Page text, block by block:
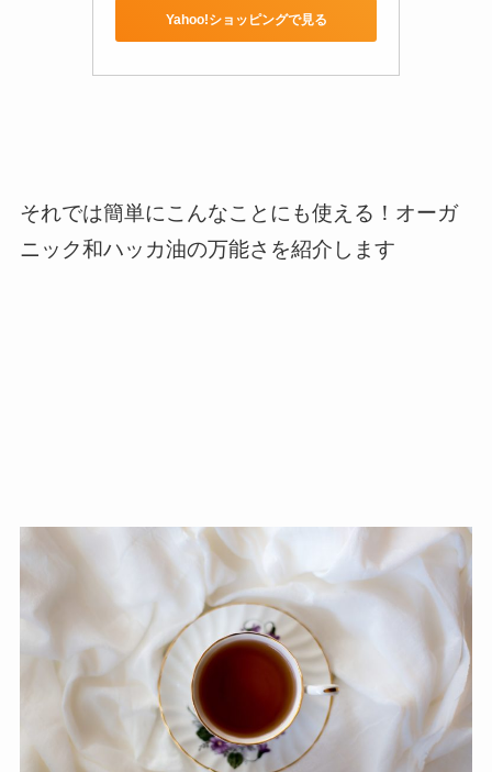
Yahoo!ショッピングで見る
それでは簡単にこんなことにも使える！オーガ
ニック和ハッカ油の万能さを紹介します